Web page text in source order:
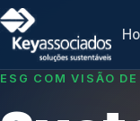
SISTEMAS DE